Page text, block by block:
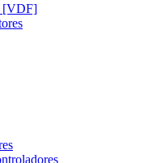
[VDF]